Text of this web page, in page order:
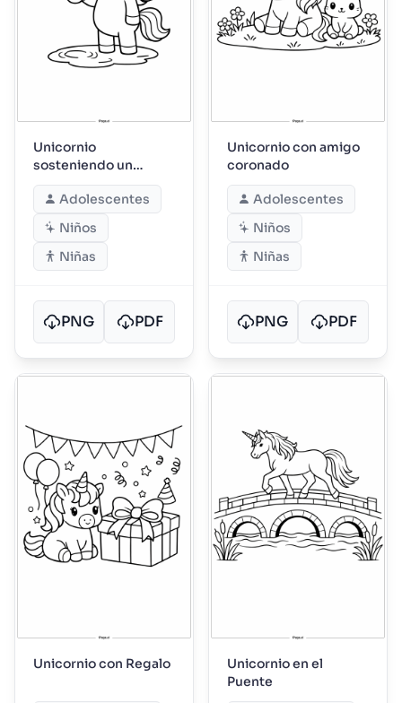
Unicornio
sosteniendo un
paraguas
Adolescentes
Niños
Niñas
PNG PDF
Unicornio con amigo
coronado
Adolescentes
Niños
Niñas
PNG PDF
Unicornio con Regalo
Unicornio en el
Puente